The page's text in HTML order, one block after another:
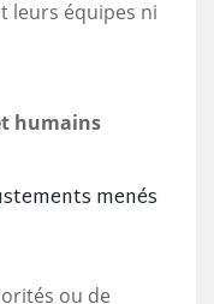
leurs équipes ni
humains
menés
ou de